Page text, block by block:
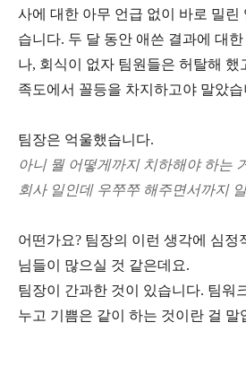
사에 대한 아무 언급 없이 바로 밀린
습니다. 두 달 동안 애쓴 결과에 대한
나, 회식이 없자 팀원들은 허탈해 했
족도에서 꼴등을 차지하고야 말았습
팀장은 억울했습니다.
아니 뭘 어떻게까지 치하해야 하는
회사 일인데 우쭈쭈 해주면서까지
어떤가요? 팀장의 이런 생각에 심정
님들이 많으실 것 같은데요.
팀장이 간과한 것이 있습니다. 팀워
누고 기쁨은 같이 하는 것이란 걸 말